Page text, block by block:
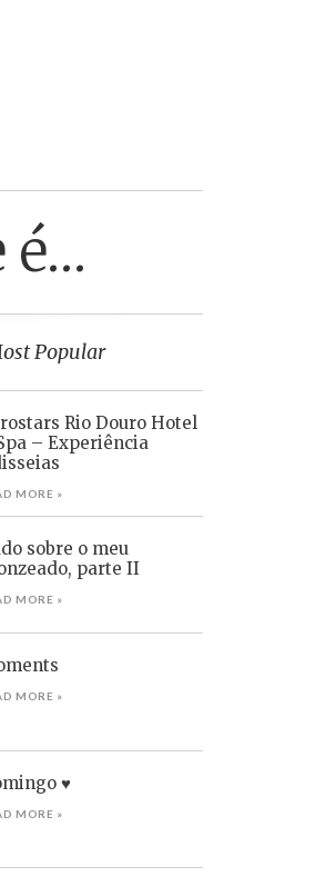
é…
Popular
Rio Douro Hotel
– Experiência
MORE »
sobre o meu
parte II
MORE »
MORE »
♥
MORE »